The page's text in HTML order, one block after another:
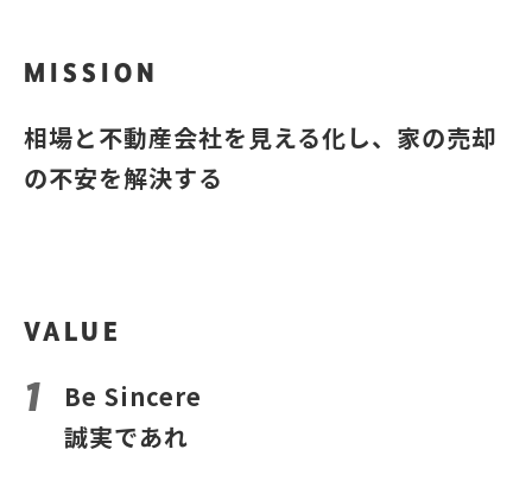
MISSION
相場と不動産会社を見える化し、家の売却
の不安を解決する
VALUE
Be Sincere
誠実であれ